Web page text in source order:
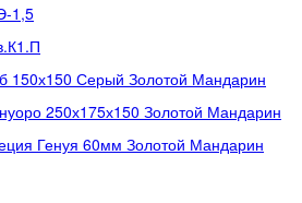
1,5
150х150 Серый Золотой Мандарин
250х175х150 Золотой Мандарин
Генуя 60мм Золотой Мандарин